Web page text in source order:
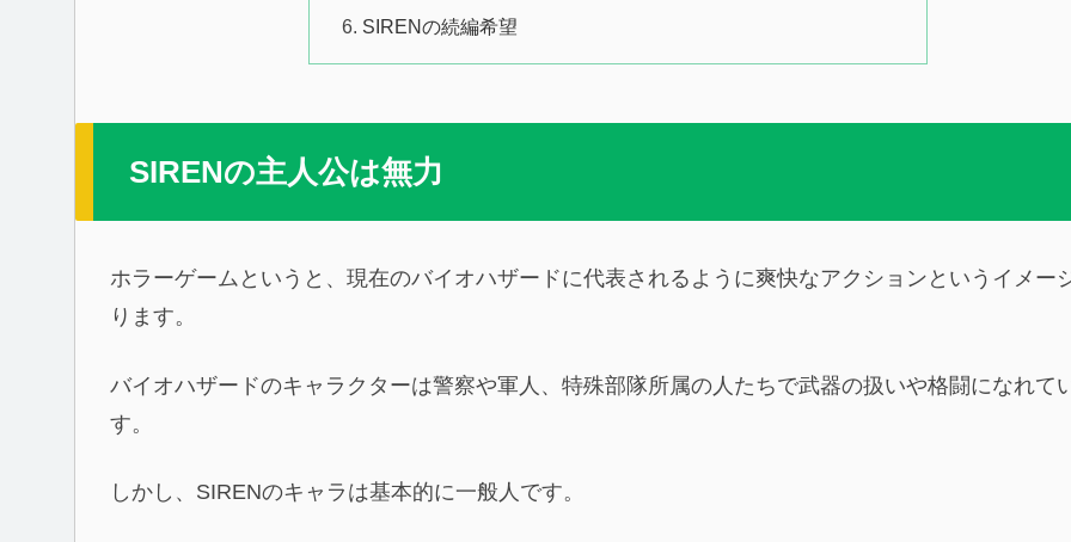
SIRENの続編希望
SIRENの主人公は無力
ホラーゲームというと、現在のバイオハザードに代表されるように爽快なアクションというイメー
ります。
バイオハザードのキャラクターは警察や軍人、特殊部隊所属の人たちで武器の扱いや格闘になれて
す。
しかし、SIRENのキャラは基本的に一般人です。